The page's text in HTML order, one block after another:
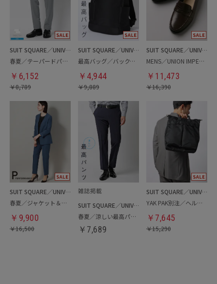
SUIT SQUARE／UNIVERSAL LANGUAGE
春夏／テーパードパンツ
￥ 6,152
￥8,789
SUIT SQUARE／UNIVERSAL LANGUAGE
最高バッグ／バックパック
￥ 4,944
￥9,889
SUIT SQUARE／UNIVERSAL LANGUAGE
MENS／UNION IMPERIAL監修／コインローファー
￥ 11,473
￥16,390
SUIT SQUARE／UNIVERSAL LANGUAGE／WHITE
春夏／ジャケット＆パンツセットアップ／洗濯ネット付き
￥ 9,900
￥16,500
SUIT SQUARE／UNIVERSAL LANGUAGE
春夏／涼しい最高パンツ
￥ 7,689
SUIT SQUARE／UNIVERSAL LANGUAGE
YAK PAK別注／ヘルメットバッグ
￥ 7,645
￥15,290